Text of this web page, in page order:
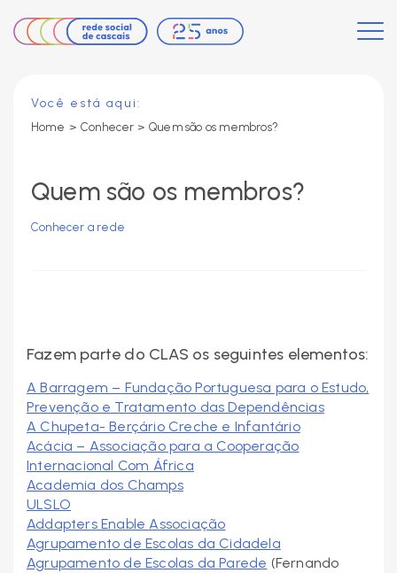
Você está aqui:
Home > Conhecer > Quem são os membros?
Quem são os membros?
Conhecer a rede
Fazem parte do CLAS os seguintes elementos:
A Barragem – Fundação Portuguesa para o Estudo,
Prevenção e Tratamento das Dependências
A Chupeta- Berçário Creche e Infantário
Acácia – Associação para a Cooperação
Internacional Com África
Academia dos Champs
ULSLO
Addapters Enable Associação
Agrupamento de Escolas da Cidadela
Agrupamento de Escolas da Parede (Fernando